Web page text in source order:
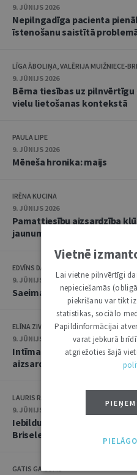
9. JŪNIJS 2026
Nepilngadīga pacienta
īstenošanu saistītā
LĪGA ĀBOLIŅA, VALĒRIJA MUIŽNIECE-
9. JŪNIJS 2026
Bērna tiesības uz
vielu lietošanas kontekstā
PAULA LIPE
9. JŪNIJS 2026
Mēneša hronika: maijs
IRĒNA KUCINA
9. JŪNIJS 2026
Pamattiesību aizsardzība
jaunumi Satversmes tiesā
EDVĪNS DANOVSKIS
9. JŪNIJS 2026
Saeimas lēmumu juridiskais
ELĪNA ZIVTIŅA
9. JŪNIJS 2026
Intīma rakstura materiālu
aizsardzību un seksuālo
LAURIS RASNAČS
9. JŪNIJS 2026
Iebildumu celšana pret
Briseles Ia regulas ietvarā
GATIS GAILUMS
Vietnē
Lai vietne pilnvērtīgi
nepieciešamās
piekrišanu var tikt
statistikas, sociālo
Papildinformācijai
varat jebkurā
atgriežoties šajā